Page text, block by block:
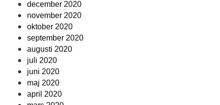
december 2020
november 2020
oktober 2020
september 2020
augusti 2020
juli 2020
juni 2020
maj 2020
april 2020